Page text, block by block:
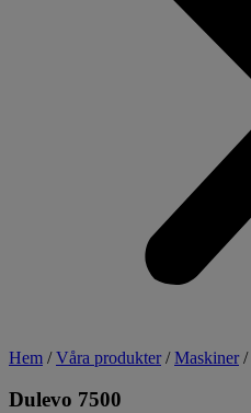
Hem /Våra produkter/Maskiner/
Dulevo 7500